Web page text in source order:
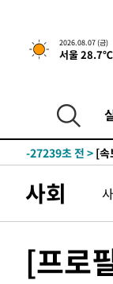
2026.08.07 (금)
서울 28.7℃
-31388초 전 >
[
-29539초 전 >
-27239초 전 > [
발효
-29559초 전 >
[
-27259초 전 >[속
사회
[프로